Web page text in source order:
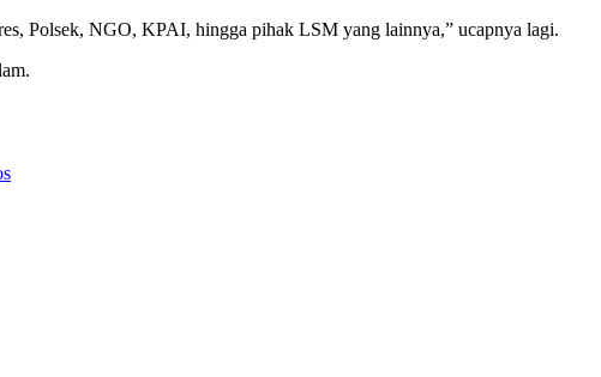
Polsek, NGO, KPAI, hingga pihak LSM yang lainnya,” ucapnya lagi.